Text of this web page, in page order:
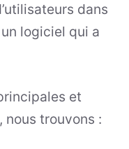
dans
logiciel qui a
et
nous trouvons :